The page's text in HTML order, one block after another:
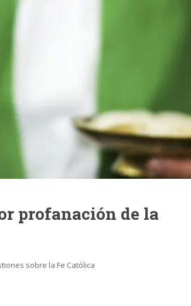
profanación de la
sobre la Fe Católica